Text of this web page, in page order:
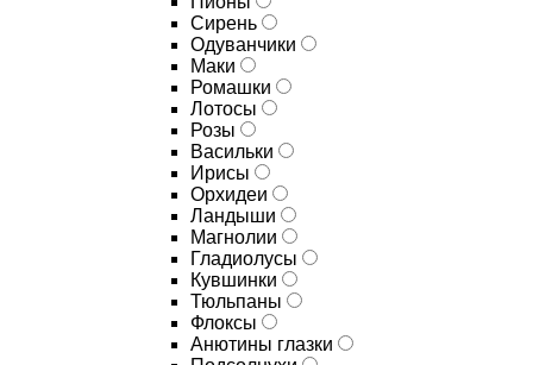
Сирень
Одуванчики
Маки
Ромашки
Лотосы
Розы
Васильки
Ирисы
Орхидеи
Ландыши
Магнолии
Гладиолусы
Кувшинки
Тюльпаны
Флоксы
Анютины глазки